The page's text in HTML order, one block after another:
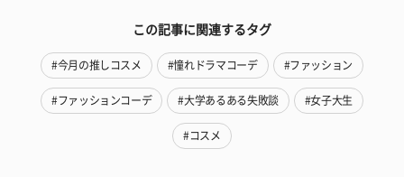
この記事に関連するタグ
#今月の推しコスメ #憧れドラマコーデ #ファッション
#ファッションコーデ #大学あるある失敗談 #女子大生
#コスメ